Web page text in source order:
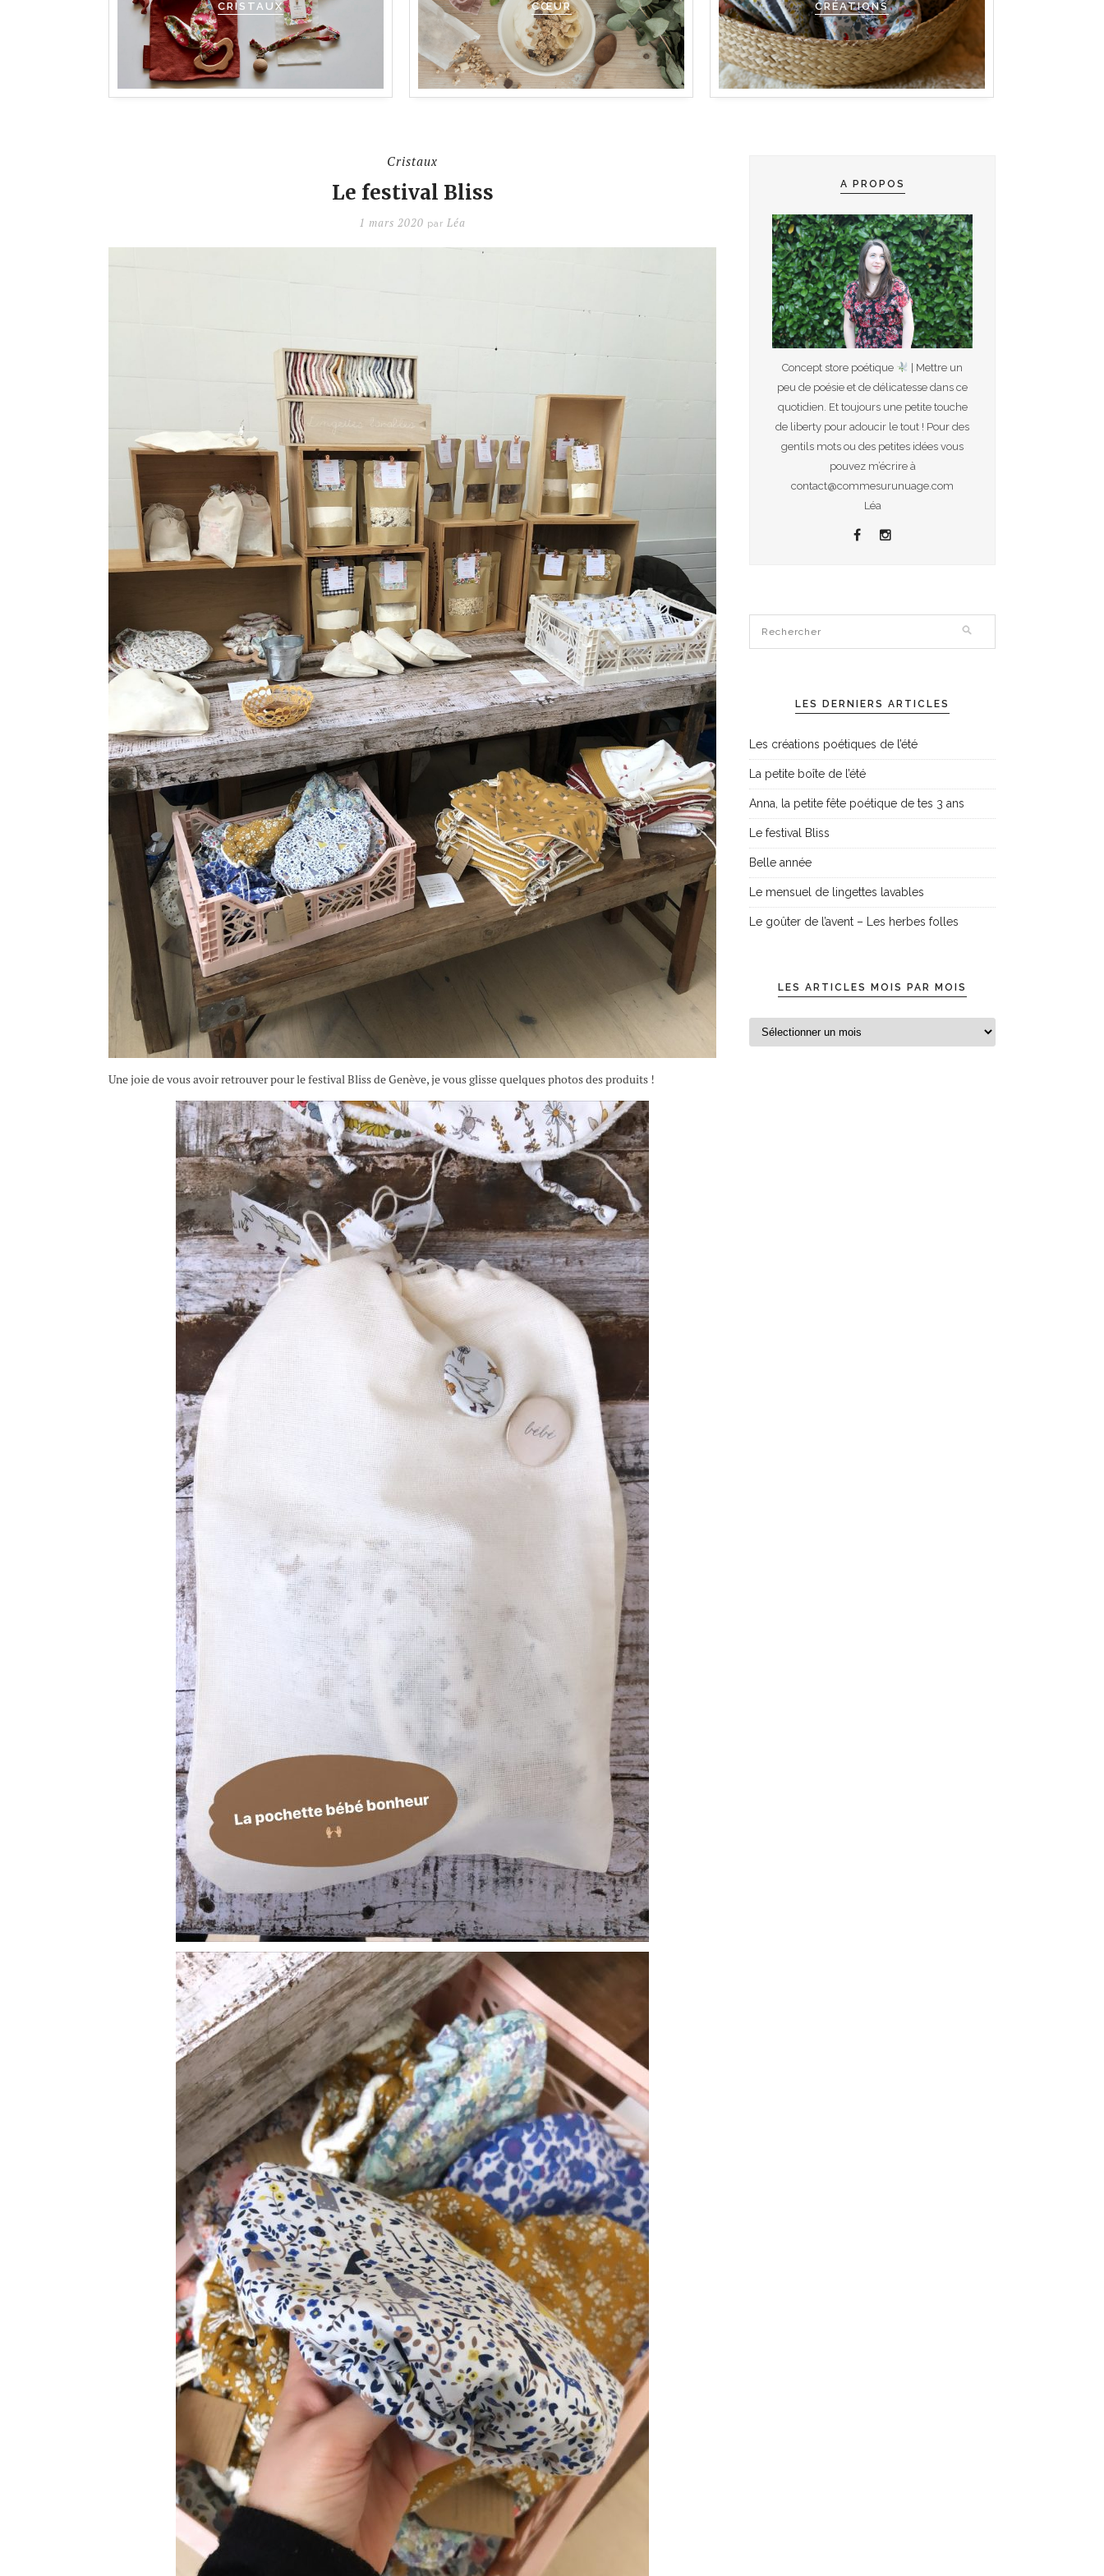
CRISTAUX CŒUR CRÉATIONS
Cristaux
Le festival Bliss
1 mars 2020 par Léa
Une joie de vous avoir retrouver pour le festival Bliss de Genève, je vous glisse quelques photos des produits !
A PROPOS
Concept store poétique
| Mettre un
peu de poésie et de délicatesse dans ce
quotidien. Et toujours une petite touche
de liberty pour adoucir le tout ! Pour des
gentils mots ou des petites idées vous
pouvez m’écrire à
contact@commesurunuage.com
Léa
LES DERNIERS ARTICLES
Les créations poétiques de l’été
La petite boîte de l’été
Anna, la petite fête poétique de tes 3 ans
Le festival Bliss
Belle année
Le mensuel de lingettes lavables
Le goûter de l’avent – Les herbes folles
LES ARTICLES MOIS PAR MOIS